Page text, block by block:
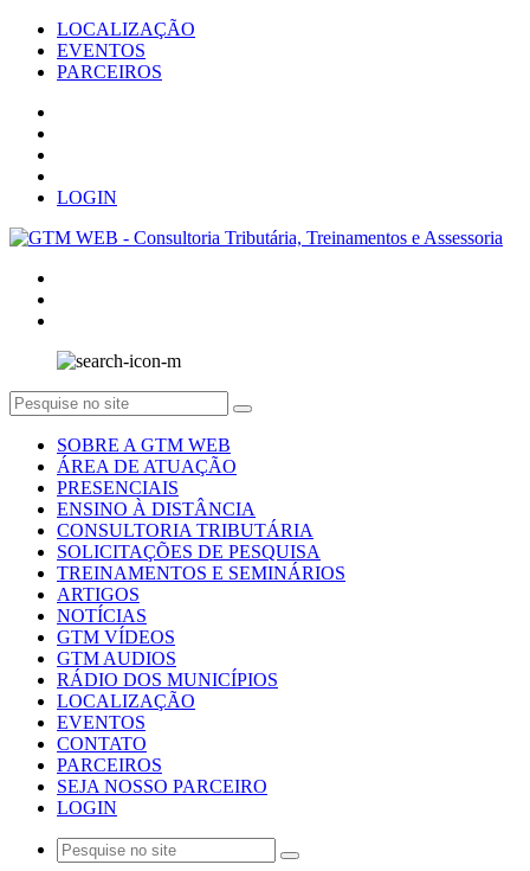
LOCALIZAÇÃO
EVENTOS
PARCEIROS
LOGIN
SOBRE A GTM WEB
ÁREA DE ATUAÇÃO
PRESENCIAIS
ENSINO À DISTÂNCIA
CONSULTORIA TRIBUTÁRIA
SOLICITAÇÕES DE PESQUISA
TREINAMENTOS E SEMINÁRIOS
ARTIGOS
NOTÍCIAS
GTM VÍDEOS
GTM AUDIOS
RÁDIO DOS MUNICÍPIOS
LOCALIZAÇÃO
EVENTOS
CONTATO
PARCEIROS
SEJA NOSSO PARCEIRO
LOGIN